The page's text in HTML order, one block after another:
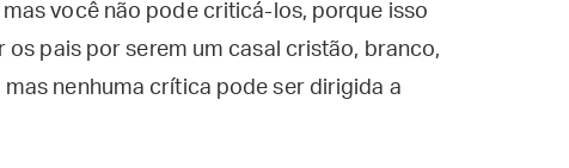
você não pode criticá-los, porque isso
pais por serem um casal cristão, branco,
nenhuma crítica pode ser dirigida a